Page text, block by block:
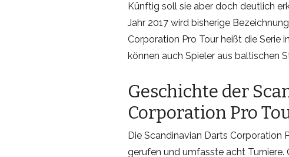
Künftig soll sie aber doch deutlich
Jahr 2017 wird bisherige
Corporation Pro Tour heißt die Serie
können auch Spieler aus baltischen
Geschichte der
Corporation Pro
Die Scandinavian Darts Corporation
gerufen und umfasste acht